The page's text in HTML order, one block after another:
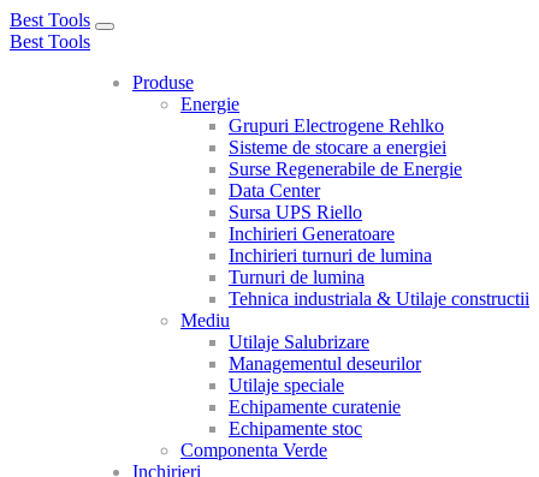
Best Tools
Toggle
Best Tools
Produse
Energie
Grupuri Electrogene Rehlko
Sisteme de stocare a energiei
Surse Regenerabile de Energie
Data Center
Sursa UPS Riello
Inchirieri Generatoare
Inchirieri turnuri de lumina
Turnuri de lumina
Tehnica industriala & Utilaje constructii
Mediu
Utilaje Salubrizare
Managementul deseurilor
Utilaje speciale
Echipamente curatenie
Echipamente stoc
Componenta Verde
Inchirieri